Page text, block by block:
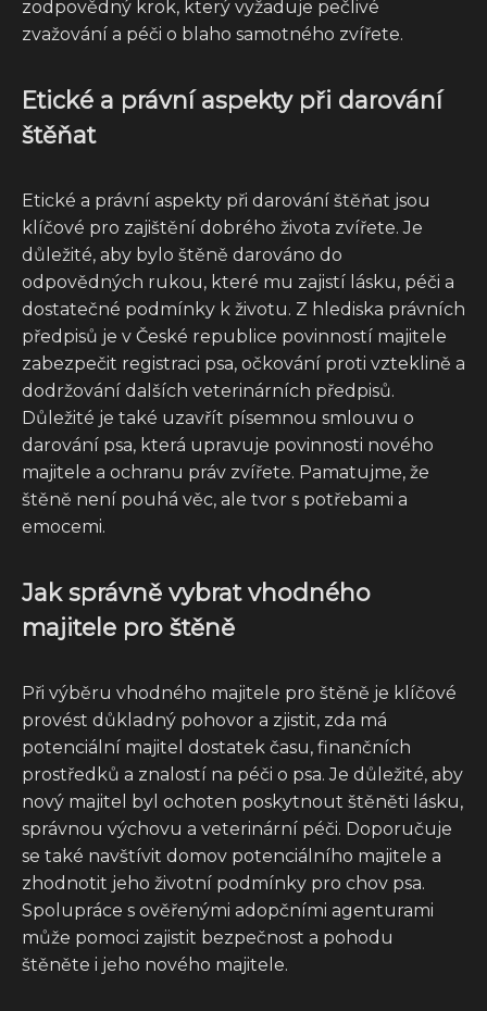
zodpovědný krok, který vyžaduje pečlivé
zvažování a péči o blaho samotného zvířete.
Etické a právní aspekty při darování
štěňat
Etické a právní aspekty při darování štěňat jsou
klíčové pro zajištění dobrého života zvířete. Je
důležité, aby bylo štěně darováno do
odpovědných rukou, které mu zajistí lásku, péči a
dostatečné podmínky k životu. Z hlediska právních
předpisů je v České republice povinností majitele
zabezpečit registraci psa, očkování proti vzteklině a
dodržování dalších veterinárních předpisů.
Důležité je také uzavřít písemnou smlouvu o
darování psa, která upravuje povinnosti nového
majitele a ochranu práv zvířete. Pamatujme, že
štěně není pouhá věc, ale tvor s potřebami a
emocemi.
Jak správně vybrat vhodného
majitele pro štěně
Při výběru vhodného majitele pro štěně je klíčové
provést důkladný pohovor a zjistit, zda má
potenciální majitel dostatek času, finančních
prostředků a znalostí na péči o psa. Je důležité, aby
nový majitel byl ochoten poskytnout štěněti lásku,
správnou výchovu a veterinární péči. Doporučuje
se také navštívit domov potenciálního majitele a
zhodnotit jeho životní podmínky pro chov psa.
Spolupráce s ověřenými adopčními agenturami
může pomoci zajistit bezpečnost a pohodu
štěněte i jeho nového majitele.